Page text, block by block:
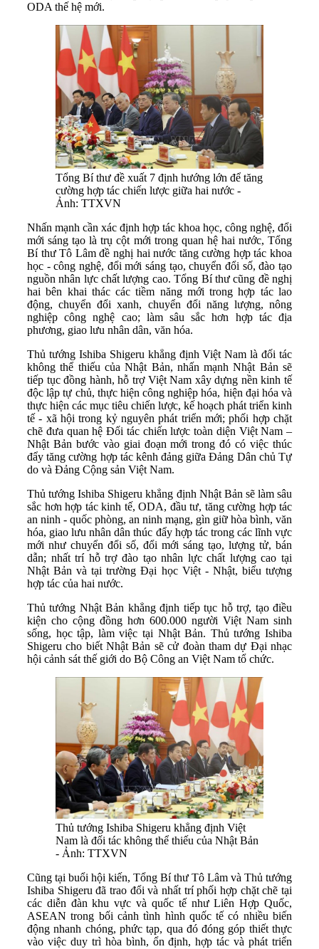
ODA thế hệ mới.
Tổng Bí thư đề xuất 7 định hướng lớn để tăng
cường hợp tác chiến lược giữa hai nước -
Ảnh: TTXVN
Nhấn mạnh cần xác định hợp tác khoa học, công nghệ, đổi
mới sáng tạo là trụ cột mới trong quan hệ hai nước, Tổng
Bí thư Tô Lâm đề nghị hai nước tăng cường hợp tác khoa
học - công nghệ, đổi mới sáng tạo, chuyển đổi số, đào tạo
nguồn nhân lực chất lượng cao. Tổng Bí thư cũng đề nghị
hai bên khai thác các tiềm năng mới trong hợp tác lao
động, chuyển đổi xanh, chuyển đổi năng lượng, nông
nghiệp công nghệ cao; làm sâu sắc hơn hợp tác địa
phương, giao lưu nhân dân, văn hóa.
Thủ tướng Ishiba Shigeru khẳng định Việt Nam là đối tác
không thể thiếu của Nhật Bản, nhấn mạnh Nhật Bản sẽ
tiếp tục đồng hành, hỗ trợ Việt Nam xây dựng nền kinh tế
độc lập tự chủ, thực hiện công nghiệp hóa, hiện đại hóa và
thực hiện các mục tiêu chiến lược, kế hoạch phát triển kinh
tế - xã hội trong kỷ nguyên phát triển mới; phối hợp chặt
chẽ đưa quan hệ Đối tác chiến lược toàn diện Việt Nam –
Nhật Bản bước vào giai đoạn mới trong đó có việc thúc
đẩy tăng cường hợp tác kênh đảng giữa Đảng Dân chủ Tự
do và Đảng Cộng sản Việt Nam.
Thủ tướng Ishiba Shigeru khẳng định Nhật Bản sẽ làm sâu
sắc hơn hợp tác kinh tế, ODA, đầu tư, tăng cường hợp tác
an ninh - quốc phòng, an ninh mạng, gìn giữ hòa bình, văn
hóa, giao lưu nhân dân thúc đẩy hợp tác trong các lĩnh vực
mới như chuyển đổi số, đổi mới sáng tạo, lượng tử, bán
dẫn; nhất trí hỗ trợ đào tạo nhân lực chất lượng cao tại
Nhật Bản và tại trường Đại học Việt - Nhật, biểu tượng
hợp tác của hai nước.
Thủ tướng Nhật Bản khẳng định tiếp tục hỗ trợ, tạo điều
kiện cho cộng đồng hơn 600.000 người Việt Nam sinh
sống, học tập, làm việc tại Nhật Bản. Thủ tướng Ishiba
Shigeru cho biết Nhật Bản sẽ cử đoàn tham dự Đại nhạc
hội cảnh sát thế giới do Bộ Công an Việt Nam tổ chức.
Thủ tướng Ishiba Shigeru khẳng định Việt
Nam là đối tác không thể thiếu của Nhật Bản
- Ảnh: TTXVN
Cũng tại buổi hội kiến, Tổng Bí thư Tô Lâm và Thủ tướng
Ishiba Shigeru đã trao đổi và nhất trí phối hợp chặt chẽ tại
các diễn đàn khu vực và quốc tế như Liên Hợp Quốc,
ASEAN trong bối cảnh tình hình quốc tế có nhiều biến
động nhanh chóng, phức tạp, qua đó đóng góp thiết thực
vào việc duy trì hòa bình, ổn định, hợp tác và phát triển